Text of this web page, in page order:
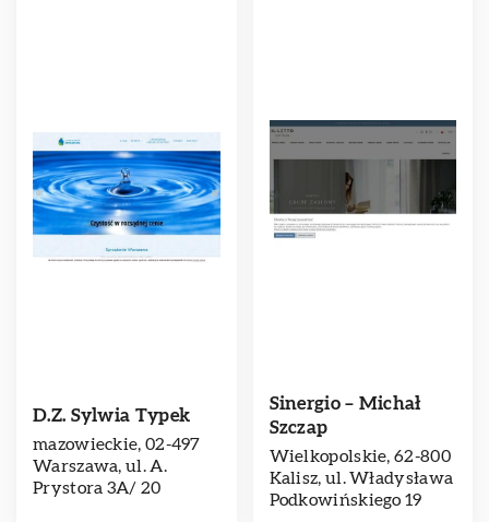
D.Z. Sylwia Typek
mazowieckie, 02-497
Warszawa, ul. A.
Prystora 3A/ 20
Sinergio – Michał
Szczap
Wielkopolskie, 62-800
Kalisz, ul. Władysława
Podkowińskiego 19